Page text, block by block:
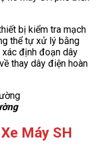
bị kiểm tra mạch
thể tự xử lý bằng
định đoạn dây
thay dây điện hoàn
Máy SH